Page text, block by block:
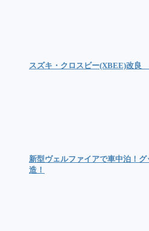
スズキ・クロスビー(XBEE)改良
新型ヴェルファイアで車中泊！
造！